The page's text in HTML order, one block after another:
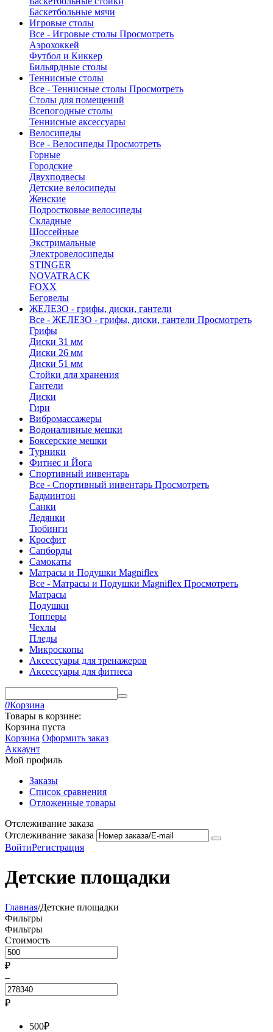
Баскетбольные мячи
Игровые столы
Все - Игровые столы Просмотреть
Аэрохоккей
Футбол и Киккер
Бильярдные столы
Теннисные столы
Все - Теннисные столы Просмотреть
Столы для помещений
Всепогодные столы
Теннисные аксессуары
Велосипеды
Все - Велосипеды Просмотреть
Горные
Городские
Двухподвесы
Детские велосипеды
Женские
Подростковые велосипеды
Складные
Шоссейные
Экстримальные
Электровелосипеды
STINGER
NOVATRACK
FOXX
Беговелы
ЖЕЛЕЗО - грифы, диски, гантели
Все - ЖЕЛЕЗО - грифы, диски, гантели Просмотреть
Грифы
Диски 31 мм
Диски 26 мм
Диски 51 мм
Стойки для хранения
Гантели
Диски
Гири
Вибромассажеры
Водоналивные мешки
Боксерские мешки
Турники
Фитнес и Йога
Спортивный инвентарь
Все - Спортивный инвентарь Просмотреть
Бадминтон
Санки
Ледянки
Тюбинги
Кросфит
Сапборды
Самокаты
Матрасы и Подушки Magniflex
Все - Матрасы и Подушки Magniflex Просмотреть
Матрасы
Подушки
Топперы
Чехлы
Пледы
Микроскопы
Аксессуары для тренажеров
Аксессуары для фитнеса
0Корзина
Товары в корзине:
Корзина пуста
Корзина Оформить заказ
Аккаунт
Мой профиль
Заказы
Список сравнения
Отложенные товары
Отслеживание заказа
Отслеживание заказа
ВойтиРегистрация
Детские площадки
Главная/Детские площадки
Фильтры
Фильтры
Стоимость
₽
–
₽
500₽